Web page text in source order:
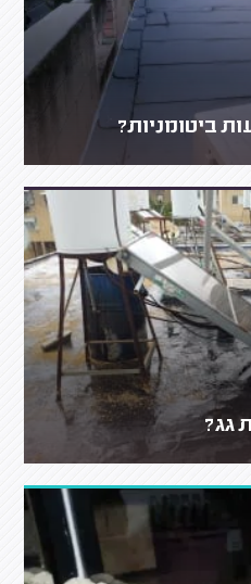
ביטומניות?
גג?